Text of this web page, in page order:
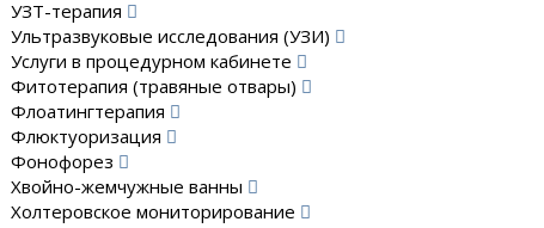
УЗТ-терапия
Ультразвуковые исследования (УЗИ)
Услуги в процедурном кабинете
Фитотерапия (травяные отвары)
Флоатингтерапия
Флюктуоризация
Фонофорез
Хвойно-жемчужные ванны
Холтеровское мониторирование